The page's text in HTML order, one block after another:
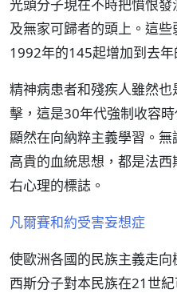
光頭分子現在不時把憤恨
及無家可歸者的頭上。這
1992年的145起增加到去年
精神病患者和殘疾人雖然
擊，這是30年代強制收容
顯然在向納粹主義學習。
高貴的血統思想，都是法
右心理的標誌。
凡爾賽和約受害妄想症
使歐洲各國的民族主義走
西斯分子對本民族在21世